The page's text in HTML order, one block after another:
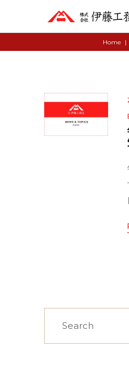
Home |